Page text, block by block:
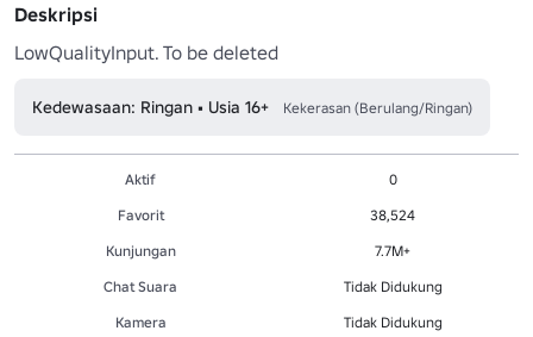
Deskripsi
LowQualityInput. To be deleted
Kedewasaan: Ringan • Usia 16+ Kekerasan (Berulang/Ringan)
Aktif
0
Favorit
38,524
Kunjungan
7.7M+
Chat Suara
Tidak Didukung
Kamera
Tidak Didukung